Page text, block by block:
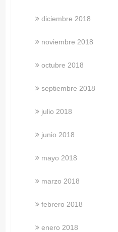
diciembre 2018
noviembre 2018
octubre 2018
septiembre 2018
julio 2018
junio 2018
mayo 2018
marzo 2018
febrero 2018
enero 2018